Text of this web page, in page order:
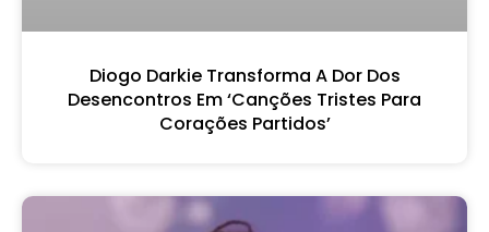
Diogo Darkie Transforma A Dor Dos
Desencontros Em ‘Canções Tristes Para
Corações Partidos’